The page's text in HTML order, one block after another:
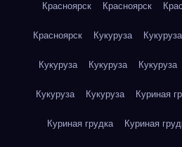
Красноярск Красноярск
Красноярск Кукуруза Кукуруза
Кукуруза Кукуруза Кукуруза
Кукуруза Кукуруза Куриная
Куриная грудка Куриная